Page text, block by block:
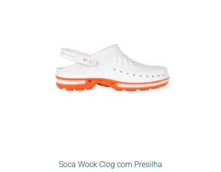
Soca Wock Clog com Presilha